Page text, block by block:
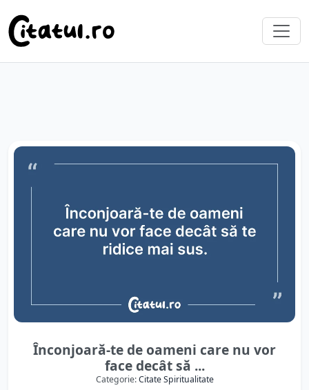
Înconjoară-te de oameni care nu vor
face decât să ...
Categorie:Citate Spiritualitate